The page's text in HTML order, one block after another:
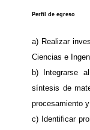
Perfil de egreso
a) Realizar
Ciencias e
b) Integrarse
síntesis de
procesamiento
c) Identificar